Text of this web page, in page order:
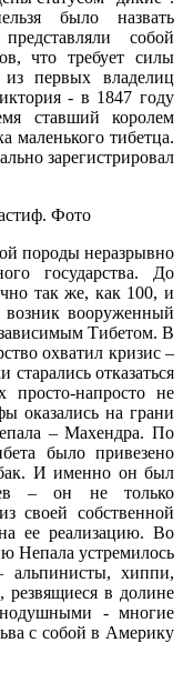
было назвать
собой
что требует силы
первых владелиц
- в 1847 году
ставший королем
маленького тибетца.
зарегистрировал
породы неразрывно
государства. До
так же, как 100, и
вооруженный
Тибетом. В
охватил кризис –
отказаться
просто-напросто не
оказались на грани
– Махендра. По
было привезено
И именно он был
– он не только
своей собственной
ее реализацию. Во
Непала устремилось
альпинисты, хиппи,
в долине
- многие
с собой в Америку